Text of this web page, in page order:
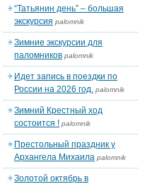
“Татьянин день” – большая
экскурсия palomnik
Зимние экскурсии для
паломников palomnik
Идет запись в поездки по
России на 2026 год. palomnik
Зимний Крестный ход
состоится ! palomnik
Престольный праздник у
Архангела Михаила palomnik
Золотой октябрь в